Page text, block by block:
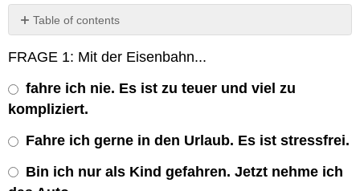
Table of contents
No
FRAGE 1: Mit der Eisenbahn...
fahre ich nie. Es ist zu teuer und viel zu
kompliziert.
Fahre ich gerne in den Urlaub. Es ist stressfrei.
Bin ich nur als Kind gefahren. Jetzt nehme ich